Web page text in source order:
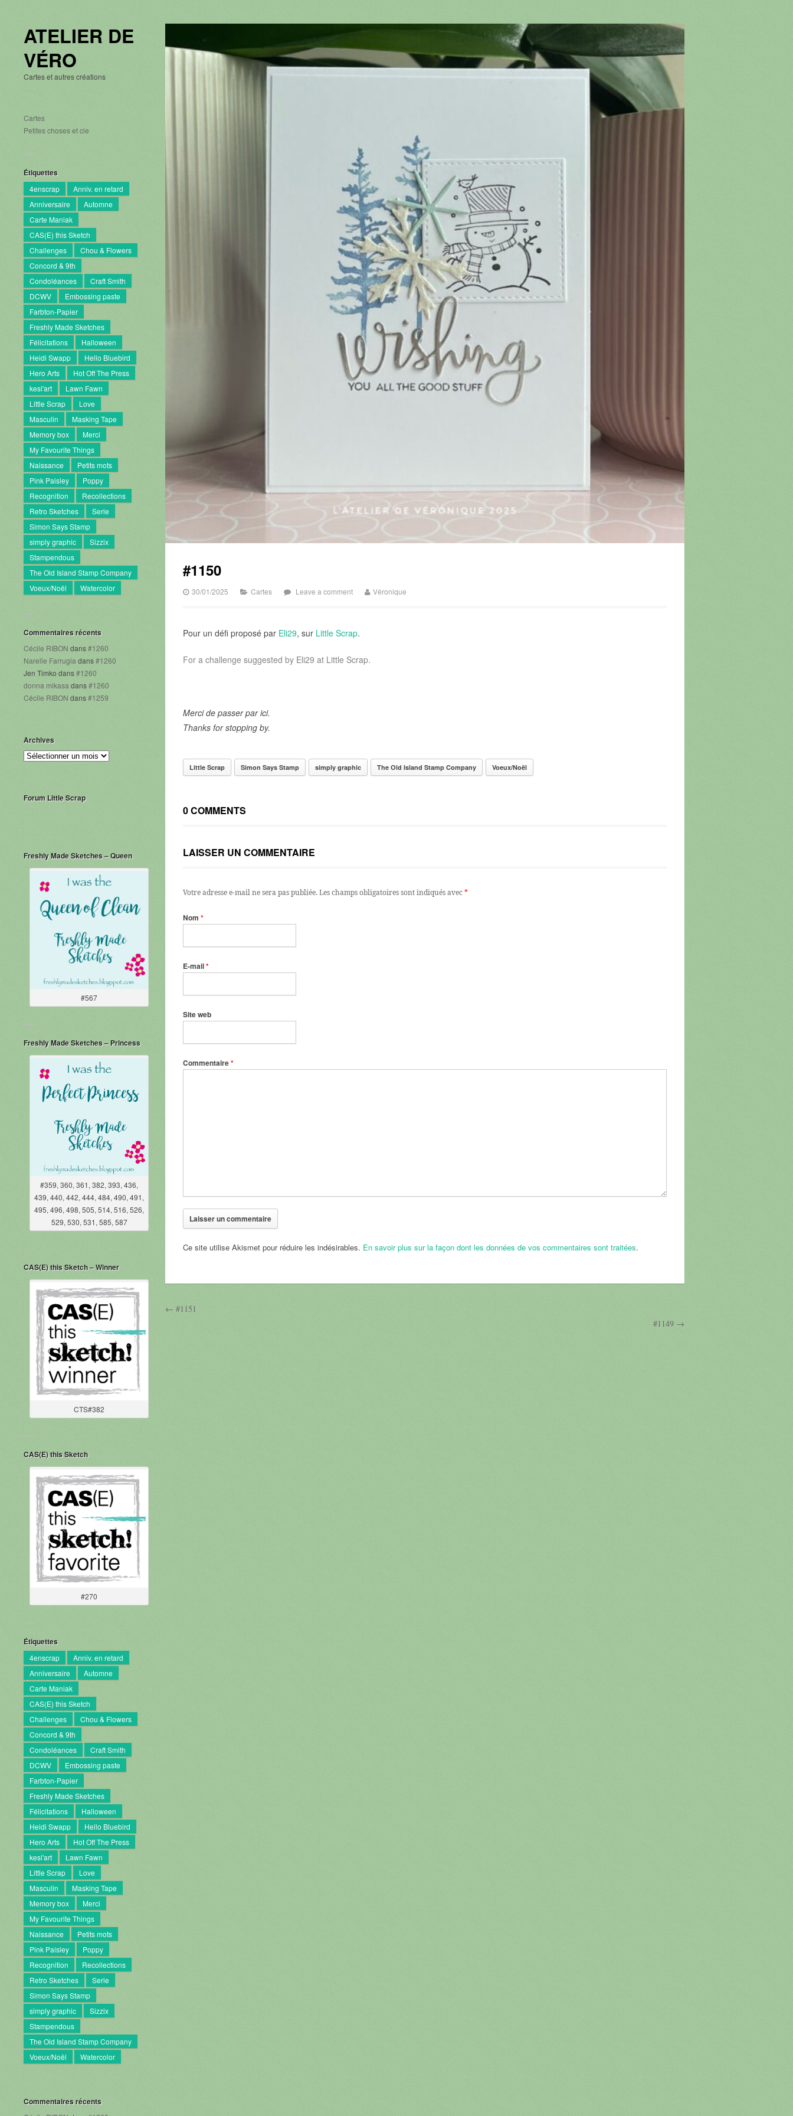
ATELIER DE
VÉRO
Cartes et autres créations
Cartes
Petites choses et cie
Étiquettes
4enscrap
Anniv. en retard
Anniversaire
Automne
Carte Maniak
CAS(E) this Sketch
Challenges
Chou & Flowers
Concord & 9th
Condoléances
Craft Smith
DCWV
Embossing paste
Farbton-Papier
Freshly Made Sketches
Félicitations
Halloween
Heidi Swapp
Hello Bluebird
Hero Arts
Hot Off The Press
kesi'art
Lawn Fawn
Little Scrap
Love
Masculin
Masking Tape
Memory box
Merci
My Favourite Things
Naissance
Petits mots
Pink Paisley
Poppy
Recognition
Recollections
Retro Sketches
Serie
Simon Says Stamp
simply graphic
Sizzix
Stampendous
The Old Island Stamp Company
Voeux/Noël
Watercolor
Commentaires récents
Cécile RIBON dans#1260
Narelle Farrugia dans#1260
Jen Timko dans#1260
donna mikasa dans#1260
Cécile RIBON dans#1259
Archives
Archives
Forum Little Scrap
Freshly Made Sketches – Queen
#567
Freshly Made Sketches – Princess
#359, 360, 361, 382, 393, 436,
439, 440, 442, 444, 484, 490, 491,
495, 496, 498, 505, 514, 516, 526,
529, 530, 531, 585, 587
CAS(E) this Sketch – Winner
CTS#382
CAS(E) this Sketch
#270
Étiquettes
4enscrap
Anniv. en retard
Anniversaire
Automne
Carte Maniak
CAS(E) this Sketch
Challenges
Chou & Flowers
Concord & 9th
Condoléances
Craft Smith
DCWV
Embossing paste
Farbton-Papier
Freshly Made Sketches
Félicitations
Halloween
Heidi Swapp
Hello Bluebird
Hero Arts
Hot Off The Press
kesi'art
Lawn Fawn
Little Scrap
Love
Masculin
Masking Tape
Memory box
Merci
My Favourite Things
Naissance
Petits mots
Pink Paisley
Poppy
Recognition
Recollections
Retro Sketches
Serie
Simon Says Stamp
simply graphic
Sizzix
Stampendous
The Old Island Stamp Company
Voeux/Noël
Watercolor
Commentaires récents
#1150
30/01/2025 Cartes Leave a comment Véronique
Pour un défi proposé par Eli29, sur Little Scrap.
For a challenge suggested by Eli29 at Little Scrap.
Merci de passer par ici.
Thanks for stopping by.
Little Scrap Simon Says Stamp simply graphic The Old Island Stamp Company Voeux/Noël
0 COMMENTS
LAISSER UN COMMENTAIRE
Votre adresse e-mail ne sera pas publiée. Les champs obligatoires sont indiqués avec*
Nom *
E-mail*
Site web
Commentaire*
Ce site utilise Akismet pour réduire les indésirables. En savoir plus sur la façon dont les données de vos commentaires sont traitées.
← #1151
#1149 →